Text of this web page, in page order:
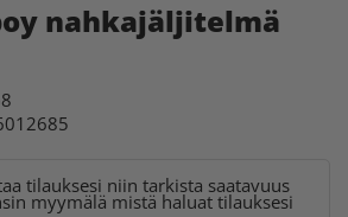
nahkajäljitelmä
tilauksesi niin tarkista saatavuus
myymälä mistä haluat tilauksesi